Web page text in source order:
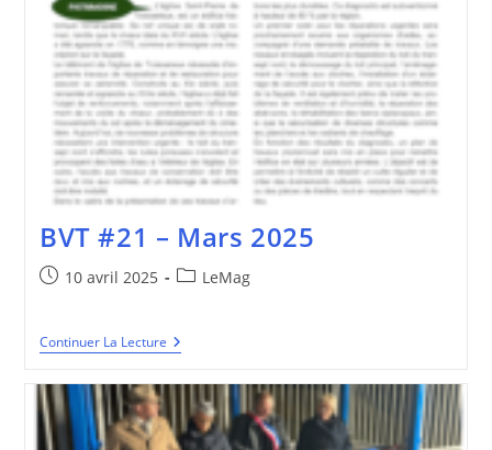
BVT #21 – Mars 2025
Publication
10 avril 2025
PostLeMag
Continuer La LectureBVT
#21
Mars
2025